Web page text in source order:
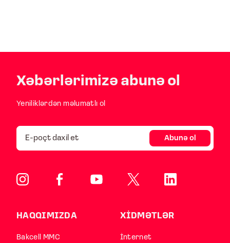
Xəbərlərimizə abunə ol
Yeniliklərdən məlumatlı ol
Abunə ol
HAQQIMIZDA
Bakcell MMC
XİDMƏTLƏR
İnternet